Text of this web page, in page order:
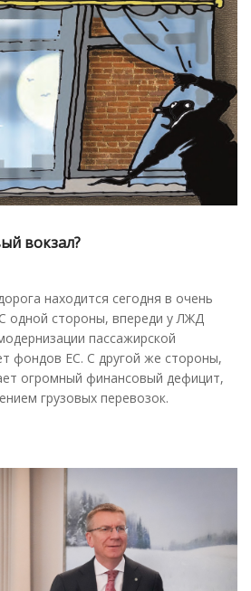
вокзал?
находится сегодня в очень
одной стороны, впереди у ЛЖД
пассажирской
фондов ЕС. С другой же стороны,
огромный финансовый дефицит,
грузовых перевозок.